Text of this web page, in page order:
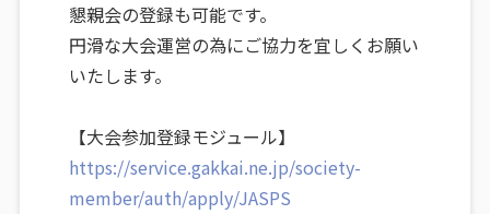
懇親会の登録も可能です。
円滑な大会運営の為にご協力を宜しくお願い
いたします。
【大会参加登録モジュール】
https://service.gakkai.ne.jp/society-
member/auth/apply/JASPS